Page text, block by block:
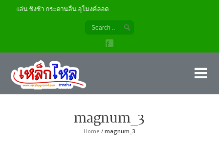
เด็กเล่น ชิงช้า กระดานลื่น อุโมงค์ลอด
magnum_3
Home /magnum_3